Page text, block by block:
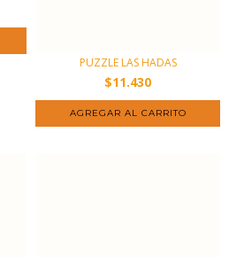
PUZZLE LAS HADAS
$11.430